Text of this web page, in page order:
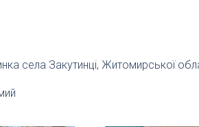
села Закутинці, Житомирської